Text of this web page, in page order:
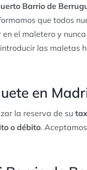
Barrio de
que todos
en el maletero y
las maletas
en
la reserva de su
o débito.